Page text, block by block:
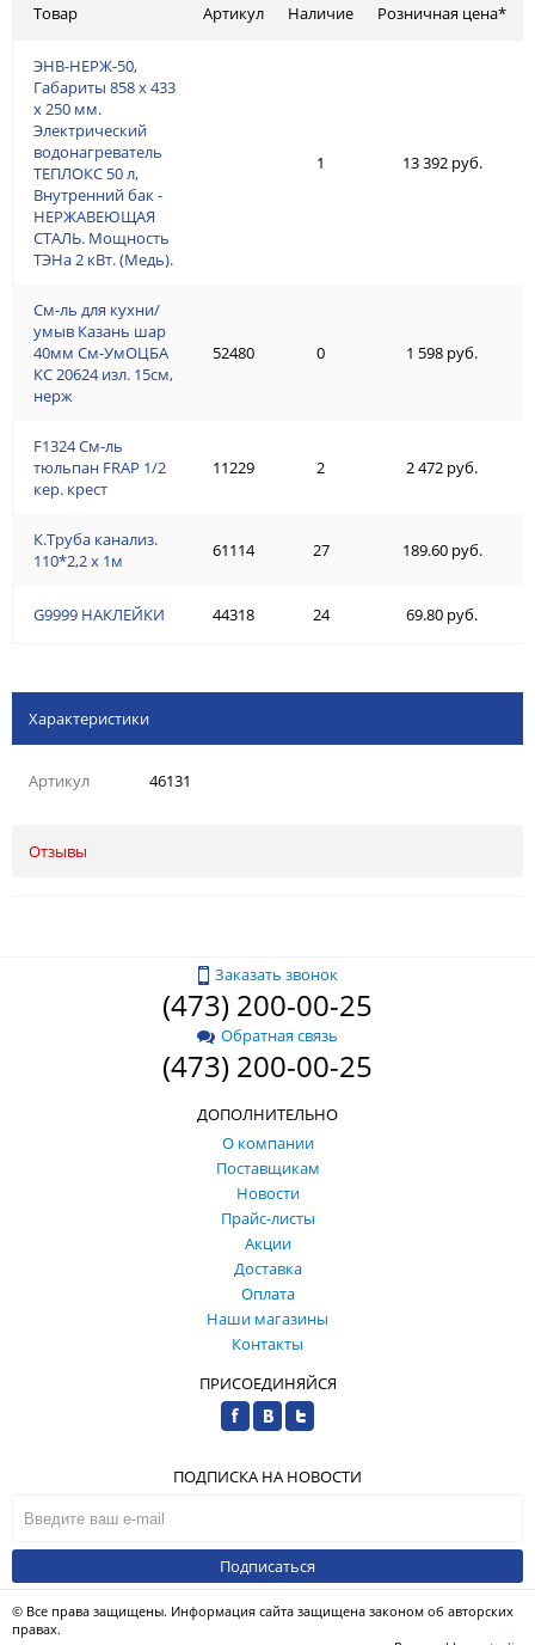
Товар
ЭНВ-НЕРЖ-50,
Габариты 858 х 433
х 250 мм.
Электрический
водонагреватель
ТЕПЛОКС 50 л,
Внутренний бак -
НЕРЖАВЕЮЩАЯ
СТАЛЬ. Мощность
ТЭНа 2 кВт. (Медь).
См-ль для кухни/
умыв Казань шар
40мм См-УмОЦБА
КС 20624 изл. 15см,
нерж
F1324 См-ль
тюльпан FRAP 1/2
кер. крест
К.Труба канализ.
110*2,2 х 1м
G9999 НАКЛЕЙКИ
Артикул Наличие Розничная цена*
1 13 392 руб.
52480 0 1 598 руб.
11229 2 2 472 руб.
61114 27 189.60 руб.
44318 24 69.80 руб.
Характеристики
Артикул 46131
Отзывы
Заказать звонок
(473) 200-00-25
Обратная связь
(473) 200-00-25
ДОПОЛНИТЕЛЬНО
О компании
Поставщикам
Новости
Прайс-листы
Акции
Доставка
Оплата
Наши магазины
Контакты
ПРИСОЕДИНЯЙСЯ
ПОДПИСКА НА НОВОСТИ
Подписаться
© Все права защищены. Информация сайта защищена законом об авторских
правах.